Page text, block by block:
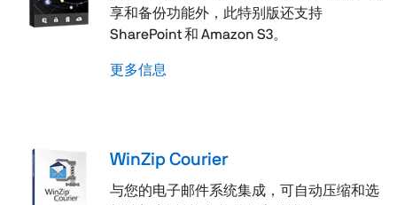
享和备份功能外，此特别版还支持
SharePoint 和 Amazon S3。
更多信息
WinZip Courier
与您的电子邮件系统集成，可自动压缩和选